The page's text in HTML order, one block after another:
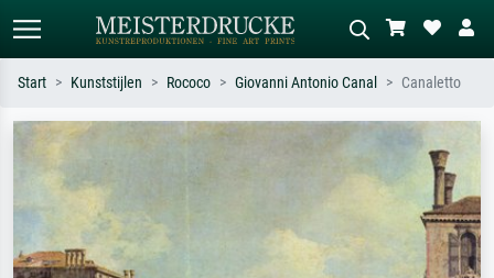
Standaard zoeken AI-beeldzoeker
Zoek op kunstenaar, titel of stijl – bijv.
Monet, Sterrennacht, impressionisme,
Beschrijf de scène – bijv. groene
weide, abstract met veel rood, donker
olieverfschilderij, staand naakt naast
Start Kunststijlen Rococo Giovanni Antonio Canal Canaletto